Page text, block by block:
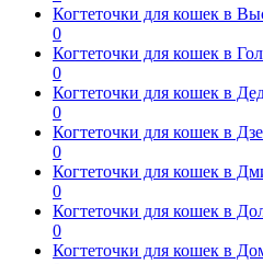
Когтеточки для кошек в
0
Когтеточки для кошек в
0
Когтеточки для кошек в
0
Когтеточки для кошек в
0
Когтеточки для кошек в
0
Когтеточки для кошек в
0
Когтеточки для кошек в